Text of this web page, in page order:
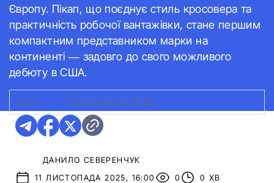
Європу. Пікап, що поєднує стиль кросовера та
практичність робочої вантажівки, стане першим
компактним представником марки на
континенті — задовго до свого можливого
дебюту в США.
ФОТО: RAM RAMPAGE REBEL
ДАНИЛО СЕВЕРЕНЧУК
11 ЛИСТОПАДА 2025, 16:00
0 0 ХВ